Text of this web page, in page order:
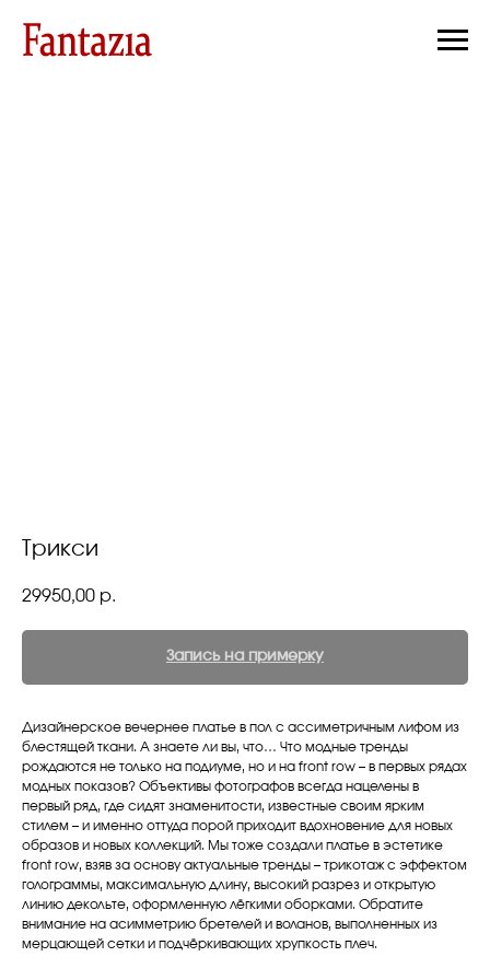
Трикси
29950,00 р.
Запись на примерку
Дизайнерское вечернее платье в пол с ассиметричным лифом из
блестящей ткани. А знаете ли вы, что… Что модные тренды
рождаются не только на подиуме, но и на front row – в первых рядах
модных показов? Объективы фотографов всегда нацелены в
первый ряд, где сидят знаменитости, известные своим ярким
стилем – и именно оттуда порой приходит вдохновение для новых
образов и новых коллекций. Мы тоже создали платье в эстетике
front row, взяв за основу актуальные тренды – трикотаж с эффектом
голограммы, максимальную длину, высокий разрез и открытую
линию декольте, оформленную лёгкими оборками. Обратите
внимание на асимметрию бретелей и воланов, выполненных из
мерцающей сетки и подчёркивающих хрупкость плеч.